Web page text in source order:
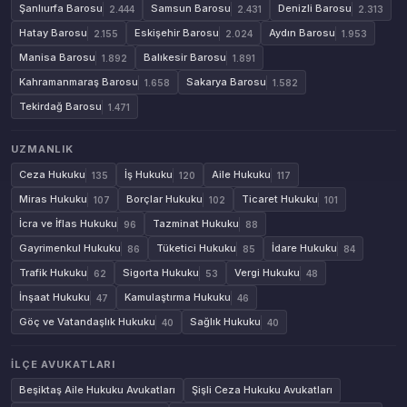
Şanlıurfa Barosu 2.444 Samsun Barosu 2.431 Denizli Barosu 2.313
Hatay Barosu 2.155 Eskişehir Barosu 2.024 Aydın Barosu 1.953
Manisa Barosu 1.892 Balıkesir Barosu 1.891
Kahramanmaraş Barosu 1.658 Sakarya Barosu 1.582
Tekirdağ Barosu 1.471
UZMANLIK
Ceza Hukuku
135 İş Hukuku 120 Aile Hukuku 117
Miras Hukuku 107 Borçlar Hukuku 102 Ticaret Hukuku 101
İcra ve İflas Hukuku 96 Tazminat Hukuku 88
Gayrimenkul Hukuku 86 Tüketici Hukuku 85 İdare Hukuku 84
Trafik Hukuku 62 Sigorta Hukuku 53 Vergi Hukuku 48
İnşaat Hukuku 47 Kamulaştırma Hukuku 46
Göç ve Vatandaşlık Hukuku 40 Sağlık Hukuku 40
İLÇE AVUKATLARI
Beşiktaş Aile Hukuku Avukatları
Şişli Ceza Hukuku Avukatları